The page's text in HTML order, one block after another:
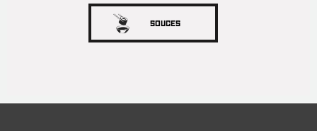
Souces